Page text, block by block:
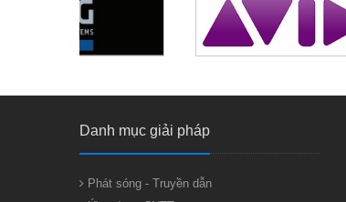
Danh mục giải pháp
Phát sóng - Truyền dẫn